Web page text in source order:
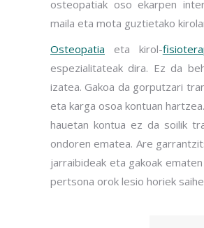
osteopatiak oso ekarpen
maila eta mota guztietako
Osteopatia eta kirol-
espezialitateak dira. Ez da
izatea. Gakoa da gorputzari
eta karga osoa kontuan
hauetan kontua ez da soilik
ondoren ematea. Are
jarraibideak eta gakoak
pertsona orok lesio horiek